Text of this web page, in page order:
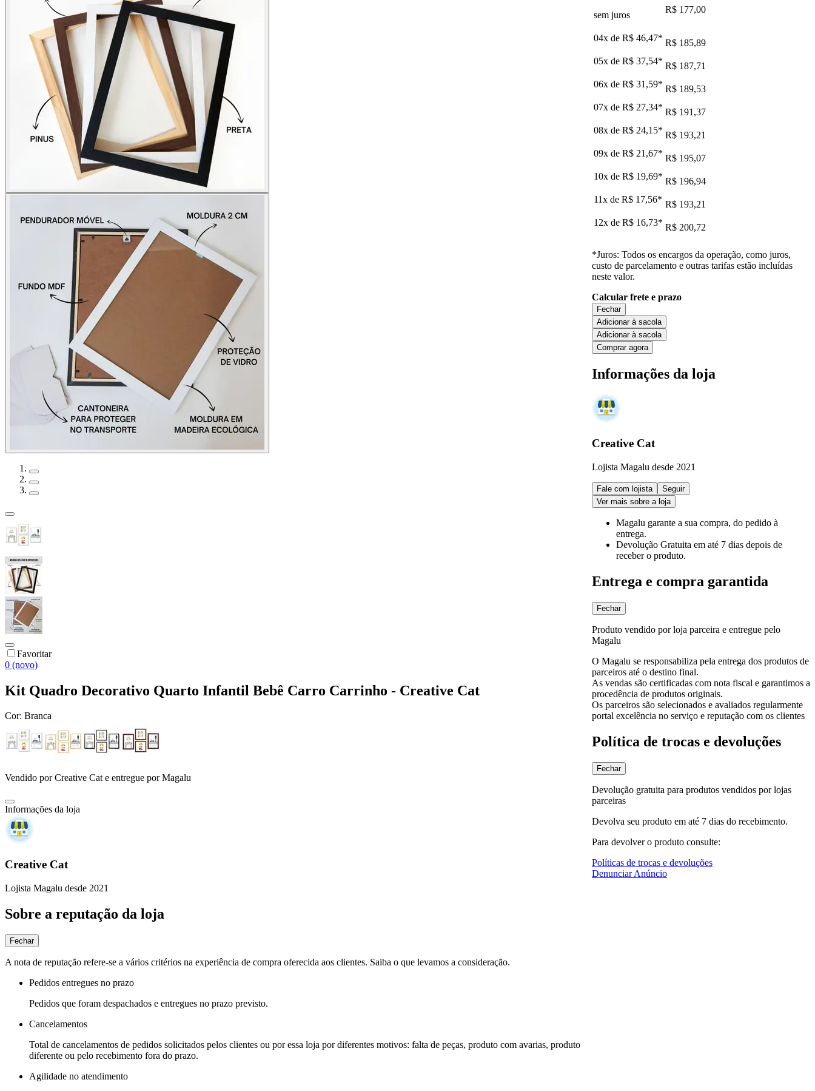
Favoritar
0 (novo)
Kit Quadro Decorativo Quarto Infantil Bebê Carro Carrinho - Creative Cat
Cor: Branca
Vendido porCreative Cate entregue por Magalu
Informações da loja
Creative Cat
Lojista Magalu desde 2021
Sobre a reputação da loja
Fechar
A nota de reputação refere-se a vários critérios na experiência de compra oferecida aos clientes. Saiba o que levamos a consideração.
Pedidos entregues no prazo
Pedidos que foram despachados e entregues no prazo previsto.
Cancelamentos
Total de cancelamentos de pedidos solicitados pelos clientes ou por essa loja por diferentes motivos: falta de peças, produto com avarias, produto
diferente ou pelo recebimento fora do prazo.
Agilidade no atendimento
sem juros
R$ 177,00
04x de R$ 46,47* R$ 185,89
05x de R$ 37,54* R$ 187,71
06x de R$ 31,59* R$ 189,53
07x de R$ 27,34* R$ 191,37
08x de R$ 24,15* R$ 193,21
09x de R$ 21,67* R$ 195,07
10x de R$ 19,69* R$ 196,94
11x de R$ 17,56* R$ 193,21
12x de R$ 16,73* R$ 200,72
*Juros: Todos os encargos da operação, como juros,
custo de parcelamento e outras tarifas estão incluídas
neste valor.
Calcular frete e prazo
Fechar
Adicionar à sacola
Adicionar à sacola
Comprar agora
Informações da loja
Creative Cat
Lojista Magalu desde 2021
Fale com lojista
Seguir
Ver mais sobre a loja
Magalu garante a sua compra, do pedido à
entrega.
Devolução Gratuita em até 7 dias depois de
receber o produto.
Entrega e compra garantida
Fechar
Produto vendido por loja parceira e entregue pelo
Magalu
O Magalu se responsabiliza pela entrega dos produtos de
parceiros até o destino final.
As vendas são certificadas com nota fiscal e garantimos a
procedência de produtos originais.
Os parceiros são selecionados e avaliados regularmente
portal excelência no serviço e reputação com os clientes
Política de trocas e devoluções
Fechar
Devolução gratuita para produtos vendidos por lojas
parceiras
Devolva seu produto em até 7 dias do recebimento.
Para devolver o produto consulte:
Políticas de trocas e devoluções
Denunciar Anúncio